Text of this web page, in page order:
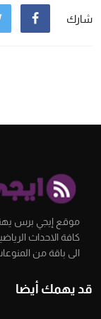
شارك
موقع إيجي برس
كافة الاحداث
الى باقة من
قد يهمك أيضا